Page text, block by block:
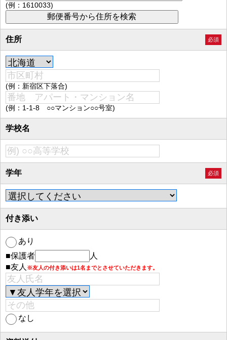
(例：1610033)
住所 必須
(例：新宿区下落合)
(例：1-1-8 ○○マンション○○号室)
学校名
学年 必須
付き添い
あり
■保護者
人
■友人 ※友人の付き添いは1名までとさせていただきます。
なし